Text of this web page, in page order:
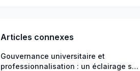
Articles connexes
Gouvernance universitaire et
professionnalisation : un éclairage sur